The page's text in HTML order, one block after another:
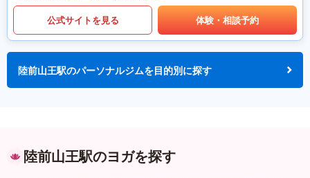
公式サイトを見る 体験・相談予約
陸前山王駅のパーソナルジムを目的別に探す
陸前山王駅のヨガを探す